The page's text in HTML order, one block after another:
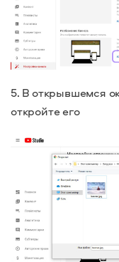
5. В открывшемся
откройте его